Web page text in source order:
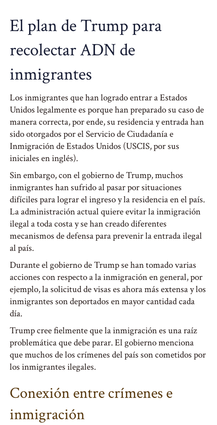
El plan de Trump para
recolectar ADN de
inmigrantes
Los inmigrantes que han logrado entrar a Estados
Unidos legalmente es porque han preparado su caso de
manera correcta, por ende, su residencia y entrada han
sido otorgados por el Servicio de Ciudadanía e
Inmigración de Estados Unidos (USCIS, por sus
iniciales en inglés).
Sin embargo, con el gobierno de Trump, muchos
inmigrantes han sufrido al pasar por situaciones
difíciles para lograr el ingreso y la residencia en el país.
La administración actual quiere evitar la inmigración
ilegal a toda costa y se han creado diferentes
mecanismos de defensa para prevenir la entrada ilegal
al país.
Durante el gobierno de Trump se han tomado varias
acciones con respecto a la inmigración en general, por
ejemplo, la solicitud de visas es ahora más extensa y los
inmigrantes son deportados en mayor cantidad cada
día.
Trump cree fielmente que la inmigración es una raíz
problemática que debe parar. El gobierno menciona
que muchos de los crímenes del país son cometidos por
los inmigrantes ilegales.
Conexión entre crímenes e
inmigración